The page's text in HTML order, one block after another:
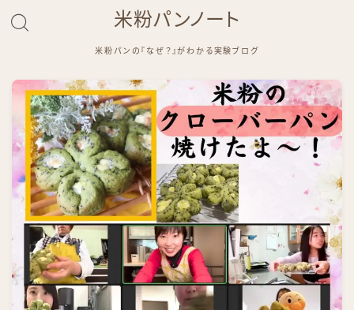
米粉パンノート
米粉パンの『なぜ？』がわかる実験ブログ